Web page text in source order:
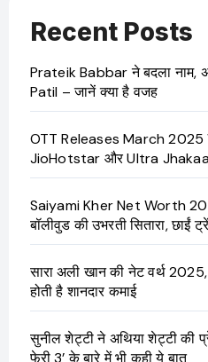
Recent Posts
Prateik Babbar ने बदला नाम,
Patil – जानें क्या है वजह
OTT Releases March 2025
JioHotstar और Ultra
Saiyami Kher Net Worth
बॉलीवुड की उभरती सितारा, छाईं
सारा अली खान की नेट वर्थ
होती है शानदार कमाई
सुनील शेट्टी ने अथिया शेट्टी की
फेरी 3’ के बारे में भी कही ये बात